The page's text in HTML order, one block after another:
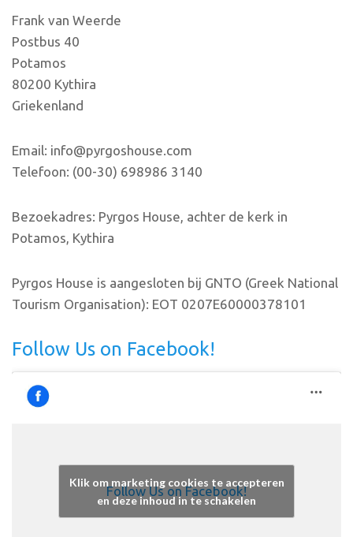
Frank van Weerde
Postbus 40
Potamos
80200 Kythira
Griekenland
Email: info@pyrgoshouse.com
Telefoon: (00-30) 698986 3140
Bezoekadres: Pyrgos House, achter de kerk in
Potamos, Kythira
Pyrgos House is aangesloten bij GNTO (Greek National
Tourism Organisation): EOT 0207E60000378101
Follow Us on Facebook!
Follow Us on Facebook!
Klik om marketing cookies te accepteren
en deze inhoud in te schakelen